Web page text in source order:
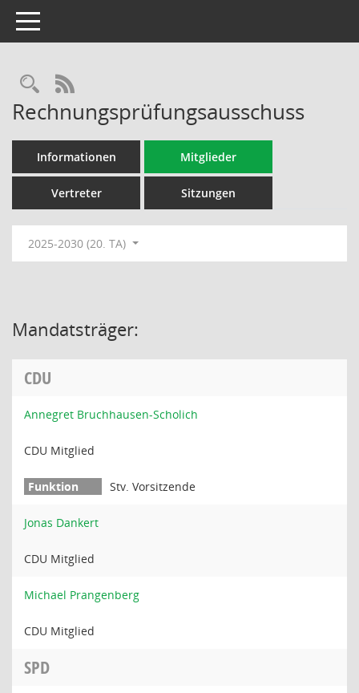
Toggle navigation
Rechercheauswahl
RSS-Feed
Rechnungsprüfungsausschuss
Informationen Mitglieder
Vertreter Sitzungen
2025-2030 (20. TA)
Mandatsträger:
CDU
Annegret Bruchhausen-Scholich
CDU Mitglied
Stv. Vorsitzende
Jonas Dankert
CDU Mitglied
Michael Prangenberg
CDU Mitglied
SPD